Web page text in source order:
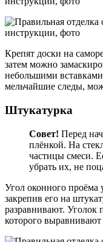
Крепят доски на
затем можно
небольшими
мельчайшие следы,
Штукатурка
Совет! Перед
плёнкой. На
частицы смеси.
убрать их, не
Угол оконного проёма
закрепив его на
разравнивают. Уголок
которого выравнивают